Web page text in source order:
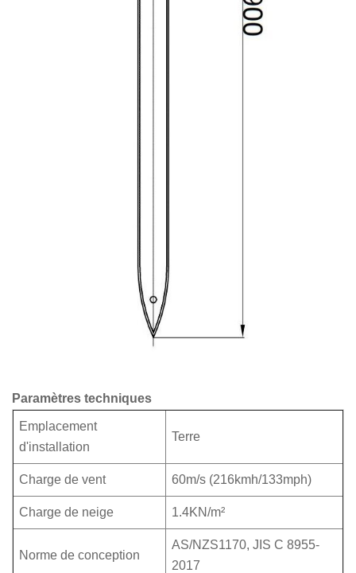
Paramètres techniques
Emplacement
d'installation
Terre
Charge de vent 60m/s (216kmh/133mph)
Charge de neige 1.4KN/m²
Norme de conception
AS/NZS1170, JIS C 8955-
2017